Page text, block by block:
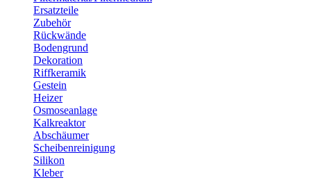
Ersatzteile
Zubehör
Rückwände
Bodengrund
Dekoration
Riffkeramik
Gestein
Heizer
Osmoseanlage
Kalkreaktor
Abschäumer
Scheibenreinigung
Silikon
Kleber